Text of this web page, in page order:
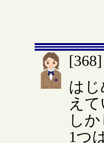
[368]
は
えて
し
1つ